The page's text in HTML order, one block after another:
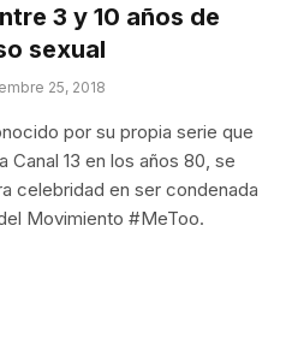
3 y 10 años de
sexual
25, 2018
por su propia serie que
Canal 13 en los años 80, se
celebridad en ser condenada
Movimiento #MeToo.